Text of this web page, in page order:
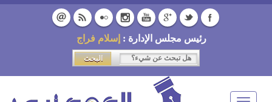
رئيس مجلس الإدارة : إسلام فراج